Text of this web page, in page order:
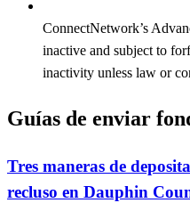
ConnectNetwork’s
inactive and subject to
inactivity unless law or
Guías de enviar
Tres maneras de
recluso en Dauphin